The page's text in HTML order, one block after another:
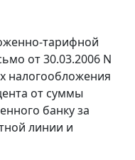
тарифной
от 30.03.2006 N
налогообложения
от суммы
банку за
линии и